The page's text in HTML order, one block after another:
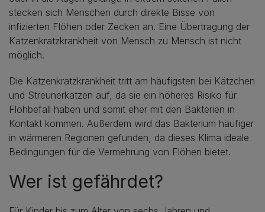
stecken sich Menschen durch direkte Bisse von
infizierten Flöhen oder Zecken an. Eine Übertragung der
Katzenkratzkrankheit von Mensch zu Mensch ist nicht
möglich.
Die Katzenkratzkrankheit tritt am häufigsten bei Kätzchen
und Streunerkatzen auf, da sie ein höheres Risiko für
Flohbefall haben und somit eher mit den Bakterien in
Kontakt kommen. Außerdem wird das Bakterium häufiger
in wärmeren Regionen gefunden, da dieses Klima ideale
Bedingungen für die Vermehrung von Flöhen bietet.
Wer ist gefährdet?